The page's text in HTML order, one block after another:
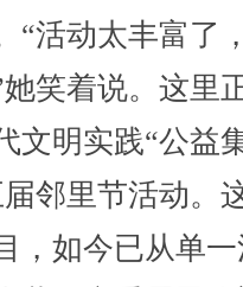
“活动太丰富了
笑着说。这里
文明实践“公益
邻里节活动。
，如今已从单